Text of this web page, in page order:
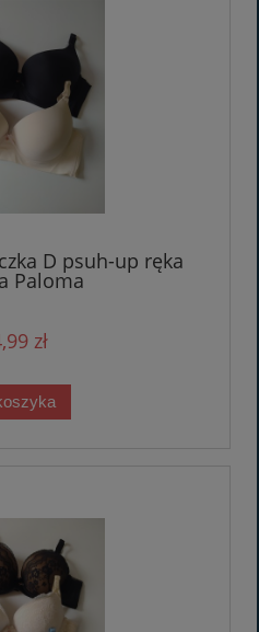
D psuh-up ręka
Paloma
zł